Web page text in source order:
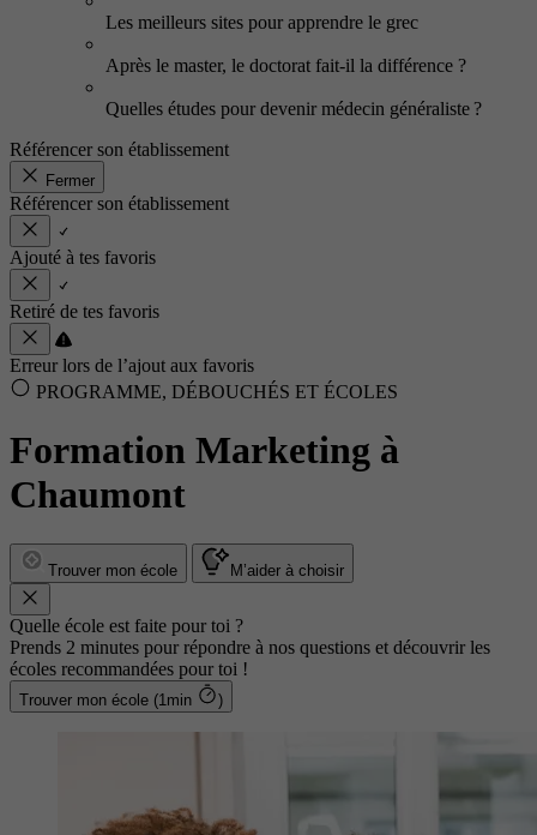
Les meilleurs sites pour apprendre le grec
Après le master, le doctorat fait-il la différence ?
Quelles études pour devenir médecin généraliste ?
Référencer son établissement
Fermer
Référencer son établissement
Ajouté à tes favoris
Retiré de tes favoris
Erreur lors de l’ajout aux favoris
PROGRAMME, DÉBOUCHÉS ET ÉCOLES
Formation Marketing à
Chaumont
Trouver mon école M’aider à choisir
Quelle école est faite pour toi ?
Prends 2 minutes pour répondre à nos questions et découvrir les
écoles recommandées pour toi !
Trouver mon école (1min )